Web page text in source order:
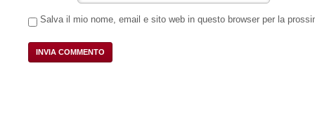
Salva il mio nome, email e sito web in questo browser per la